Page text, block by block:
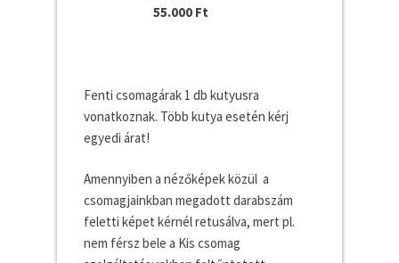
55.000 Ft
Fenti csomagárak 1 db kutyusra
vonatkoznak. Több kutya esetén kérj
egyedi árat!
Amennyiben a nézőképek közül a
csomagjainkban megadott darabszám
feletti képet kérnél retusálva, mert pl.
nem férsz bele a Kis csomag